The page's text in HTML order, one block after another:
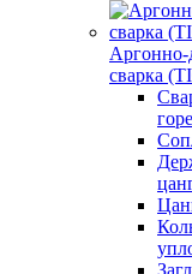
Аргонно-
сварка